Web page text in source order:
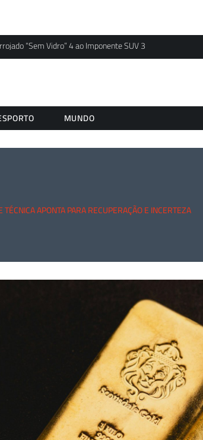
“Sem Vidro” 4 ao Imponente SUV 3
MUNDO
TÉCNICA APONTA PARA RECUPERAÇÃO E INCERTEZA